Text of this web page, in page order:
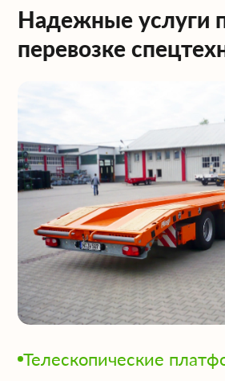
Надежные услуги
перевозке
Телескопические